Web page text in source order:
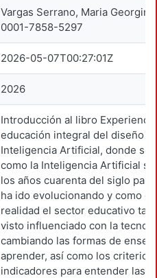
Vargas Serrano, Maria
0001-7858-5297
2026-05-07T00:27:01Z
2026
Introducción al libro
educación integral del diseño a
Inteligencia Artificial, donde se
como la Inteligencia Artificial
los años cuarenta del siglo
ha ido evolucionando y como
realidad el sector educativo
visto influenciado con la
cambiando las formas de
aprender, así como los criterios
indicadores para entender las